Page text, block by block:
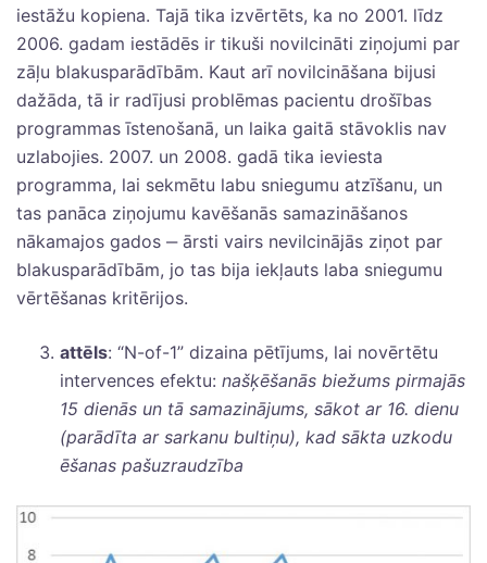
iestāžu kopiena. Tajā tika izvērtēts, ka no 2001. līdz
2006. gadam iestādēs ir tikuši novilcināti ziņojumi par
zāļu blakusparādībām. Kaut arī novilcināšana bijusi
dažāda, tā ir radījusi problēmas pacientu drošības
programmas īstenošanā, un laika gaitā stāvoklis nav
uzlabojies. 2007. un 2008. gadā tika ieviesta
programma, lai sekmētu labu sniegumu atzīšanu, un
tas panāca ziņojumu kavēšanās samazināšanos
nākamajos gados ‒ ārsti vairs nevilcinājās ziņot par
blakusparādībām, jo tas bija iekļauts laba sniegumu
vērtēšanas kritērijos.
attēls: “N-of-1” dizaina pētījums, lai novērtētu
intervences efektu: našķēšanās biežums pirmajās
15 dienās un tā samazinājums, sākot ar 16. dienu
(parādīta ar sarkanu bultiņu), kad sākta uzkodu
ēšanas pašuzraudzība